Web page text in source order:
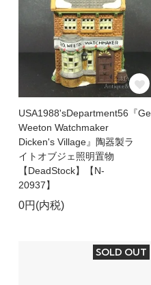
USA1988'sDepartment56『
Weeton Watchmaker
Dicken's Village』陶器製ラ
イトオブジェ照明置物
【DeadStock】【N-
20937】
0円(内税)
SOLD OUT